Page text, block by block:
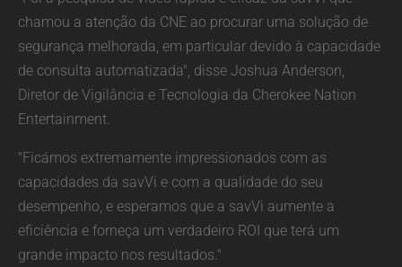
chamou a atenção da CNE ao procurar uma solução de
segurança melhorada, em particular devido à capacidade
de consulta automatizada", disse Joshua Anderson,
Diretor de Vigilância e Tecnologia da Cherokee Nation
Entertainment.
"Ficámos extremamente impressionados com as
capacidades da savVi e com a qualidade do seu
desempenho, e esperamos que a savVi aumente a
eficiência e forneça um verdadeiro ROI que terá um
grande impacto nos resultados."